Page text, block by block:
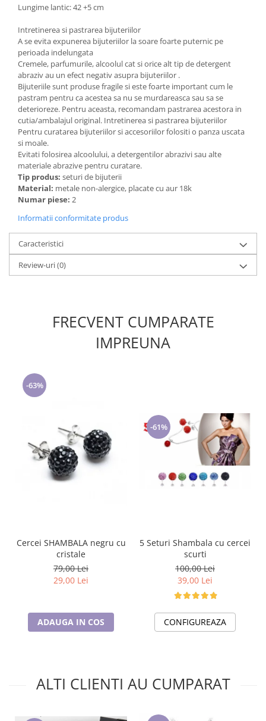
Lungime lantic: 42 +5 cm
Intretinerea si pastrarea bijuteriilor
A se evita expunerea bijuteriilor la soare foarte puternic pe
perioada indelungata
Cremele, parfumurile, alcoolul cat si orice alt tip de detergent
abraziv au un efect negativ asupra bijuteriilor .
Bijuteriile sunt produse fragile si este foarte important cum le
pastram pentru ca acestea sa nu se murdareasca sau sa se
deterioreze. Pentru aceasta, recomandam pastrarea acestora in
cutia/ambalajul original. Intretinerea si pastrarea bijuteriilor
Pentru curatarea bijuteriilor si accesoriilor folositi o panza uscata
si moale.
Evitati folosirea alcoolului, a detergentilor abrazivi sau alte
materiale abrazive pentru curatare.
Tip produs: seturi de bijuterii
Material: metale non-alergice, placate cu aur 18k
Numar piese: 2
Informatii conformitate produs
Caracteristici
Review-uri(0)
FRECVENT CUMPARATE
IMPREUNA
-63%
Cercei SHAMBALA negru cu
cristale
79,00 Lei
29,00 Lei
ADAUGA IN COS
-61%
5 Seturi Shambala cu cercei
scurti
100,00 Lei
39,00 Lei
CONFIGUREAZA
ALTI CLIENTI AU CUMPARAT